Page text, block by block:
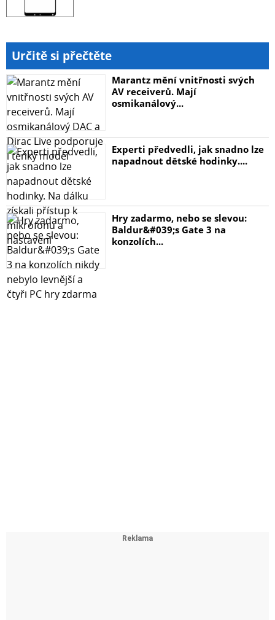
Určitě si přečtěte
Marantz mění vnitřnosti svých
AV receiverů. Mají
osmikanálový...
Experti předvedli, jak snadno lze
napadnout dětské hodinky....
Hry zadarmo, nebo se slevou:
Baldur&#039;s Gate 3 na
konzolích...